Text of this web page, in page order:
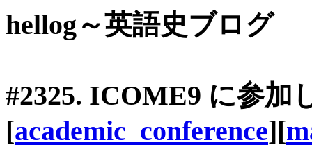
hellog～英語史ブログ
#2325. ICOME9 に参加
[academic_conference][